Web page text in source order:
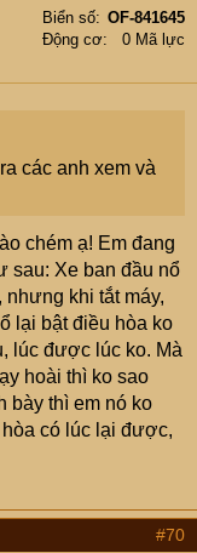
điện lạnh ô tô để được
Quang
Biển số
OF-841645
Động cơ
0 Mã lực
các anh xem và
chém ạ! Em đang
sau: Xe ban đầu nổ
khi tắt máy,
lại bật điều hòa ko
lúc được lúc ko. Mà
hoài thì ko sao
bày thì em nó ko
có lúc lại được,
#70